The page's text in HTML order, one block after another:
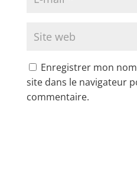
Enregistrer mon
site dans le navigateur
commentaire.